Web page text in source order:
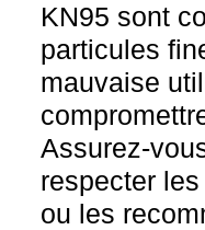
KN95 sont
particules
mauvaise
Assurez-
respecter
ou les